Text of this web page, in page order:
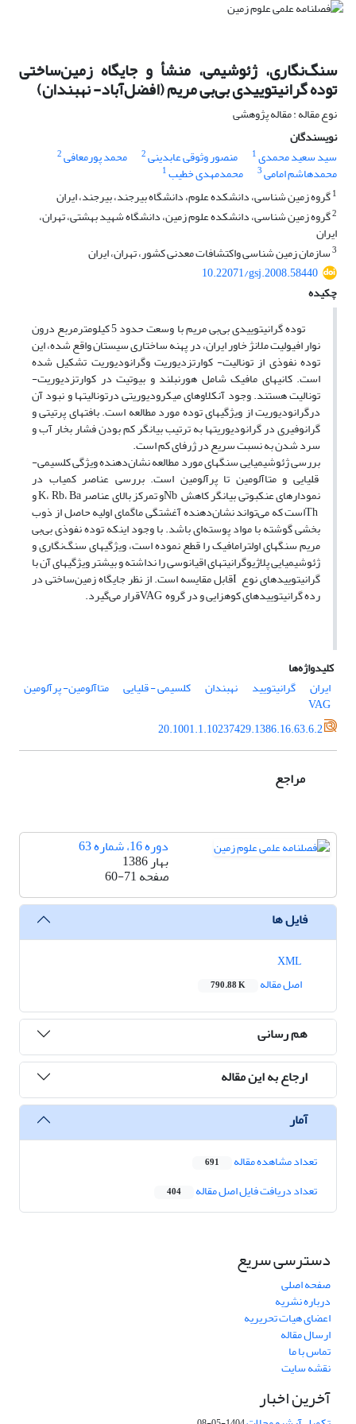
سنگ‌نگاری، ژئوشیمی، منشأ‌‌ و جایگاه زمین‌ساختی
توده گرانیتوییدی بی‌بی مریم (افضل‌آباد- نهبندان)
نوع مقاله : مقاله پژوهشی
نویسندگان
سید ‌سعید محمدی1 منصور وثوقی عابدینی2 محمد پورمعافی2
محمدهاشم امامی3 محمدمهدی خطیب1
1گروه زمین شناسی، دانشکده علوم، دانشگاه بیرجند، بیرجند، ایران
2گروه زمین شناسی، دانشکده علوم زمین، دانشگاه شهید بهشتی، تهران،
ایران
3سازمان زمین شناسی واکتشافات معدنی کشور، تهران، ایران
10.22071/gsj.2008.58440
چکیده
توده گرانیتوییدی بی‌بی مریم با وسعت حدود 5 کیلومترمربع درون
نوار افیولیت ملانژ خاور ایران، در پهنه ساختاری سیستان واقع شده، این
توده نفوذی از تونالیت- کوارتزدیوریت وگرانودیوریت تشکیل شده
است. کانیهای مافیک شامل هورنبلند و بیوتیت در کوارتزدیوریت-
تونالیت هستند. وجود آنکلاوهای میکرودیوریتی درتونالیتها و نبود آن
درگرانودیوریت از ویژگیهای توده مورد مطالعه است. بافتهای پرتیتی و
گرانوفیری در گرانودیوریتها به ترتیب بیانگر کم بودن فشار بخار آب و
سرد شدن به نسبت سریع در ژرفای کم است.
بررسی ژئوشیمیایی سنگهای مورد مطالعه نشان‌دهنده ویژگی کلسیمی-
قلیایی و متاآلومین تا پرآلومین است. بررسی عناصر کمیاب در
نمودارهای عنکبوتی بیانگر کاهش Nbو تمرکز بالای عناصر K، Rb، Ba و
Thاست که می‌تواند نشان‌دهنده آغشتگی ماگمای اولیه حاصل از ذوب
بخشی گوشته با مواد پوسته‌ای باشد. با وجود اینکه توده نفوذی بی‌بی
مریم سنگهای اولترامافیک را قطع نموده است، ویژگیهای سنگ‌نگاری و
ژئوشیمیایی پلاژیوگرانیتهای اقیانوسی را نداشته و بیشتر ویژگیهای آن با
گرانیتوییدهای نوع Iقابل مقایسه است. از نظر جایگاه زمین‌ساختی در
رده گرانیتوییدهای کوهزایی و در گروه VAGقرار می‌گیرد.
کلیدواژه‌ها
ایران
گرانیتویید نهبندان کلسیمی - قلیایی متاآلومین- پرآلومین
VAG
20.1001.1.10237429.1386.16.63.6.2
مراجع
دوره 16، شماره 63
بهار 1386
صفحه60-71
فایل ها
اصل مقاله
790.88 K
هم رسانی
ارجاع به این مقاله
آمار
تعداد مشاهده مقاله 691
تعداد دریافت فایل اصل مقاله 404
دسترسی سریع
صفحه اصلی
درباره نشریه
اعضای هیات تحریریه
ارسال مقاله
تماس با ما
نقشه سایت
آخرین اخبار